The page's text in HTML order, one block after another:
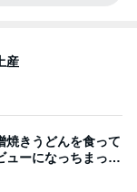
産
焼きうどんを食って
ューになっちまった